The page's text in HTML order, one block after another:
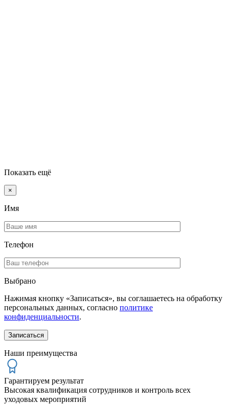
Показать ещё
×
Имя
Телефон
Выбрано
Нажимая кнопку «Записаться», вы соглашаетесь на обработку
персональных данных, согласно политике
конфиденциальности.
Наши преимущества
Гарантируем результат
Высокая квалификация сотрудников и контроль всех
уходовых мероприятий